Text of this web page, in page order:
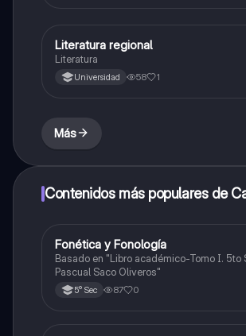
Castellano
Literatura regional
Literatura
Universidad 58 1
Más
Contenidos más populares de
Castellano
Fonética y Fonología
Basado en "Libro académico-Tomo I. 5to San Marcos.
Pascual Saco Oliveros"
5° Sec 87 0